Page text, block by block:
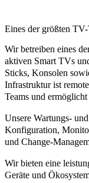
Eines der größten
Wir betreiben eines
aktiven Smart TVs
Sticks, Konsolen
Infrastruktur ist
Teams und
Unsere Wartungs-
Konfiguration,
und Change-
Wir bieten eine
Geräte und